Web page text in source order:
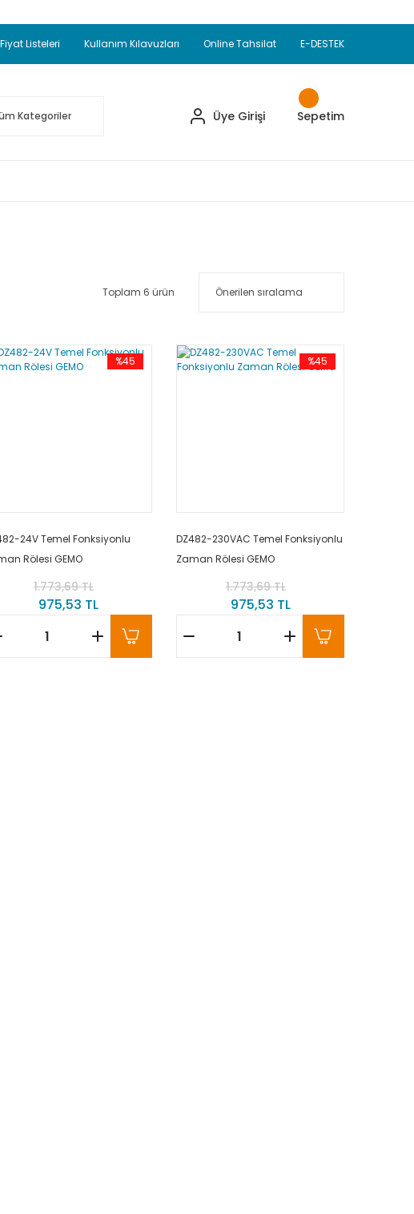
50 Adet Alımlarda Sepette Ekstra %5 İskonto...
Tip Termokupul Ürünlerinde 250 Adet Alımlarda Sepette
ve Üzeri EMKO Ürünleri Alışverişlerinizde Sepette
Fiyat Listeleri Kullanım Kılavuzları Online Tahsilat E-DESTEK
Üye Girişi Sepetim
Toplam 6 ürün
%45
24V Temel Fonksiyonlu
Rölesi GEMO
1.773,69 TL
975,53 TL
%45
DZ482-230VAC Temel Fonksiyonlu
Zaman Rölesi GEMO
1.773,69 TL
975,53 TL